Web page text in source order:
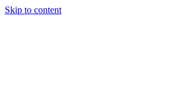
Skip to content